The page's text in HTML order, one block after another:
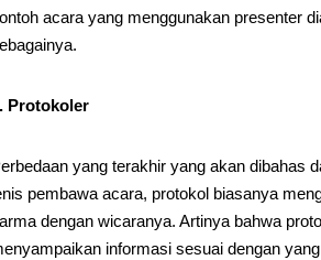
acara yang menggunakan presenter
Protokoler
yang terakhir yang akan dibahas
pembawa acara, protokol biasanya
dengan wicaranya. Artinya bahwa
informasi sesuai dengan